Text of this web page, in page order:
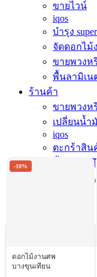
ขายไวน์
iqos
บำรุง
จัดดอกไม้
ขายพวงห
พื้นลามิเน
ร้านค้า
ขายพวงห
เปลี่ยนน้ำ
iqos
ตะกร้าสิน
ซื้อตลับห
ดอกไม้งา
อภิธรรมให้คุณยายวัย
และตัดสินใจเลือก
แนวทางหลักของงา
ใจเล็ก ๆ ในคืนที่โศก
ของการให้ที่งอกเงย
สำหรับงานของคนที่รั
🌹 พวงหรีดแนะนำ
เลือกพวงหรีดส่งวั
-10%
ดอกไม้งานศพ
บางขุนเทียน